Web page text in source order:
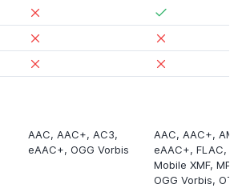
AAC, AAC+, AC3,
eAAC+, OGG Vorbis
AAC, AAC+, AMR
eAAC+, FLAC,
Mobile XMF, MP3
OGG Vorbis, OTA